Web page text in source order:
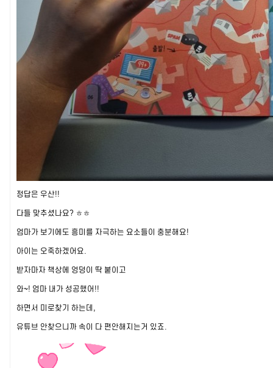
정답은 우산!!
다들 맞추셨나요? ㅎㅎ
엄마가 보기에도 흥미를 자극하는 요소들이 충분해요!
아이는 오죽하겠어요.
받자마자 책상에 엉덩이 딱 붙이고
와~! 엄마 내가 성공했어!!
하면서 미로찾기 하는데,
유튜브 안찾으니까 속이 다 편안해지는거 있죠.